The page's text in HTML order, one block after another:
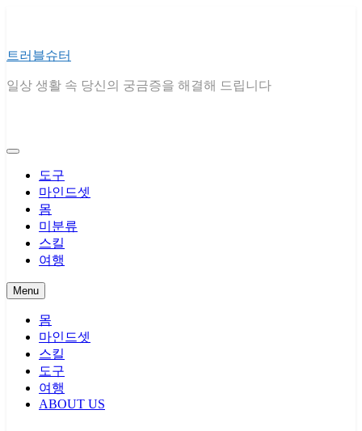
트러블슈터
일상 생활 속 당신의 궁금증을 해결해 드립니다
도구
마인드셋
몸
미분류
스킬
여행
Menu
몸
마인드셋
스킬
도구
여행
ABOUT US